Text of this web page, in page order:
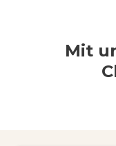
Mit